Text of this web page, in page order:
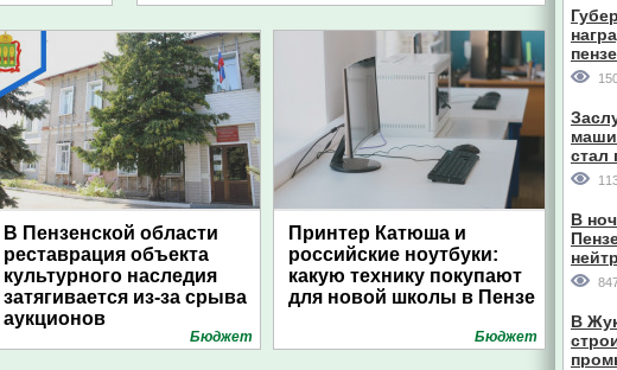
В Пензенской области
реставрация объекта
культурного наследия
затягивается из-за срыва
аукционов
Бюджет
Принтер Катюша и
российские ноутбуки:
какую технику покупают
для новой школы в Пензе
Бюджет
стал
В
В